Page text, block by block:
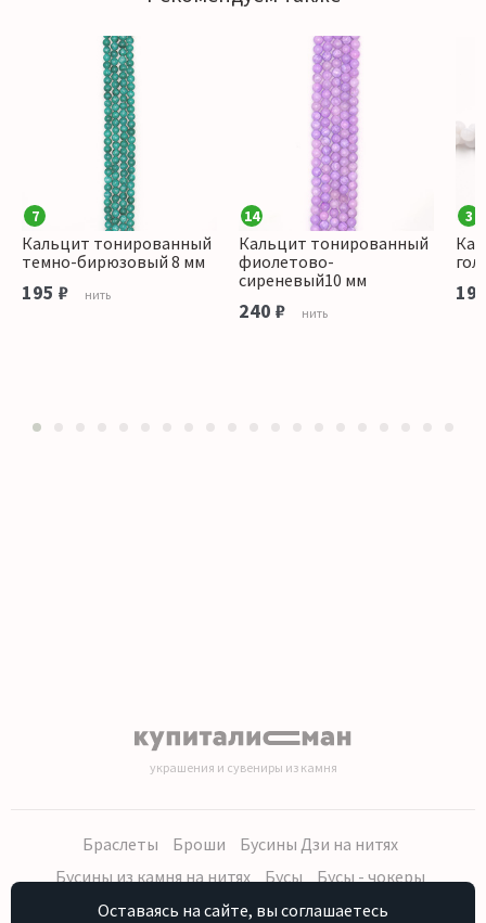
7
Кальцит тонированный
темно-бирюзовый 8 мм
195 ₽ нить
14
Кальцит тонированный
фиолетово-
сиреневый10 мм
240 ₽ нить
3
украшения и сувениры из камня
Браслеты Броши
Бусины Дзи на нитях
Бусины из камня на нитях
Бусы
Бусы - чокеры
Кольца, серьги
Кулоны Наборы (бусы, браслет, серьги)
Оставаясь на сайте, вы соглашаетесь